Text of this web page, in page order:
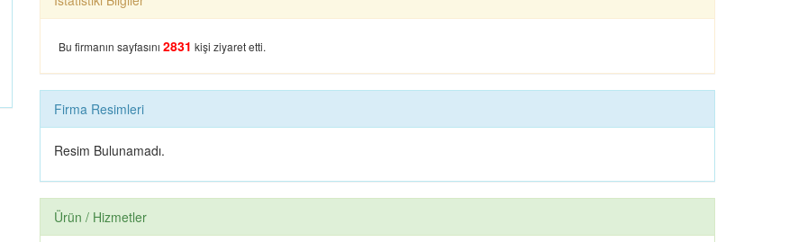
Bu firmanın sayfasını 2831 kişi ziyaret etti.
Firma Resimleri
Resim Bulunamadı.
Ürün / Hizmetler